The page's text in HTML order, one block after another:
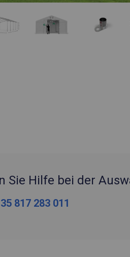
Sie Hilfe bei der
817 283 011